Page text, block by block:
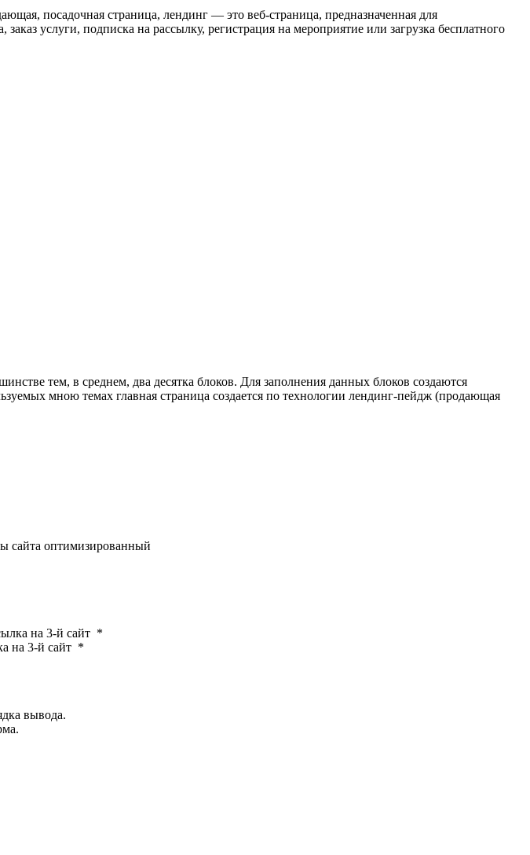
посадочная страница, лендинг — это веб-страница, предназначенная для
услуги, подписка на рассылку, регистрация на мероприятие или загрузка бесплатного
тем, в среднем, два десятка блоков. Для заполнения данных блоков создаются
мною темах главная страница создается по технологии лендинг-пейдж (продающая
на 3-й сайт *
на 3-й сайт *
вывода.